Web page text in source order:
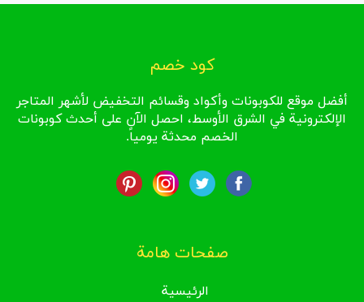
كود خصم
أفضل موقع للكوبونات وأكواد وقسائم التخفيض لأشهر المتاجر
الإلكترونية في الشرق الأوسط، احصل الآن على أحدث كوبونات
الخصم محدثة يومياً.
صفحات هامة
الرئيسية